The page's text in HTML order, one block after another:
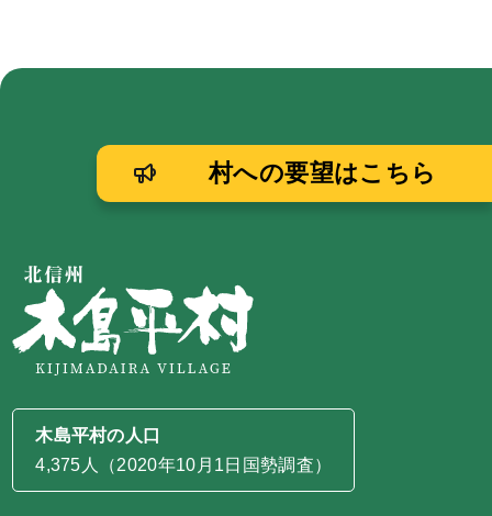
木島平村の人口
4,375人（2020年10月1日国勢調査）
村への要望はこちら